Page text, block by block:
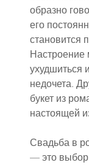
образно
его
становится
Настроение
ухудшиться
недочета.
букет из
настоящей
Свадьба в
— это выбор